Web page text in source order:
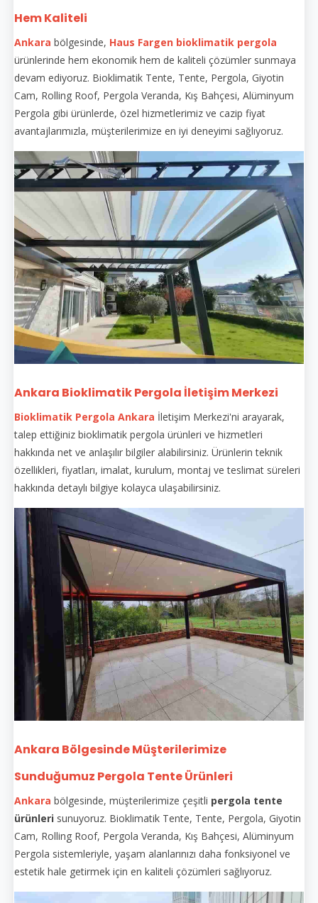
Hem Kaliteli
Ankara bölgesinde, Haus Fargen bioklimatik pergola
ürünlerinde hem ekonomik hem de kaliteli çözümler sunmaya
devam ediyoruz. Bioklimatik Tente, Tente, Pergola, Giyotin
Cam, Rolling Roof, Pergola Veranda, Kış Bahçesi, Alüminyum
Pergola gibi ürünlerde, özel hizmetlerimiz ve cazip fiyat
avantajlarımızla, müşterilerimize en iyi deneyimi sağlıyoruz.
Ankara Bioklimatik Pergola İletişim Merkezi
Bioklimatik Pergola Ankara İletişim Merkezi'ni arayarak,
talep ettiğiniz bioklimatik pergola ürünleri ve hizmetleri
hakkında net ve anlaşılır bilgiler alabilirsiniz. Ürünlerin teknik
özellikleri, fiyatları, imalat, kurulum, montaj ve teslimat süreleri
hakkında detaylı bilgiye kolayca ulaşabilirsiniz.
Ankara Bölgesinde Müşterilerimize
Sunduğumuz Pergola Tente Ürünleri
Ankara bölgesinde, müşterilerimize çeşitli pergola tente
ürünleri sunuyoruz. Bioklimatik Tente, Tente, Pergola, Giyotin
Cam, Rolling Roof, Pergola Veranda, Kış Bahçesi, Alüminyum
Pergola sistemleriyle, yaşam alanlarınızı daha fonksiyonel ve
estetik hale getirmek için en kaliteli çözümleri sağlıyoruz.